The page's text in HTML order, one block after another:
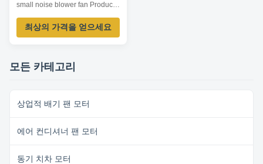
small noise blower fan Product
Advantage 1. compact structure
and small size Integral design of
motor makes the whole structure
dimension reduced. 2. wide
speed regulation range, smooth
최상의 가격을 얻으세요
모든 카테고리
상업적 배기 팬 모터
에어 컨디셔너 팬 모터
동기 치차 모터